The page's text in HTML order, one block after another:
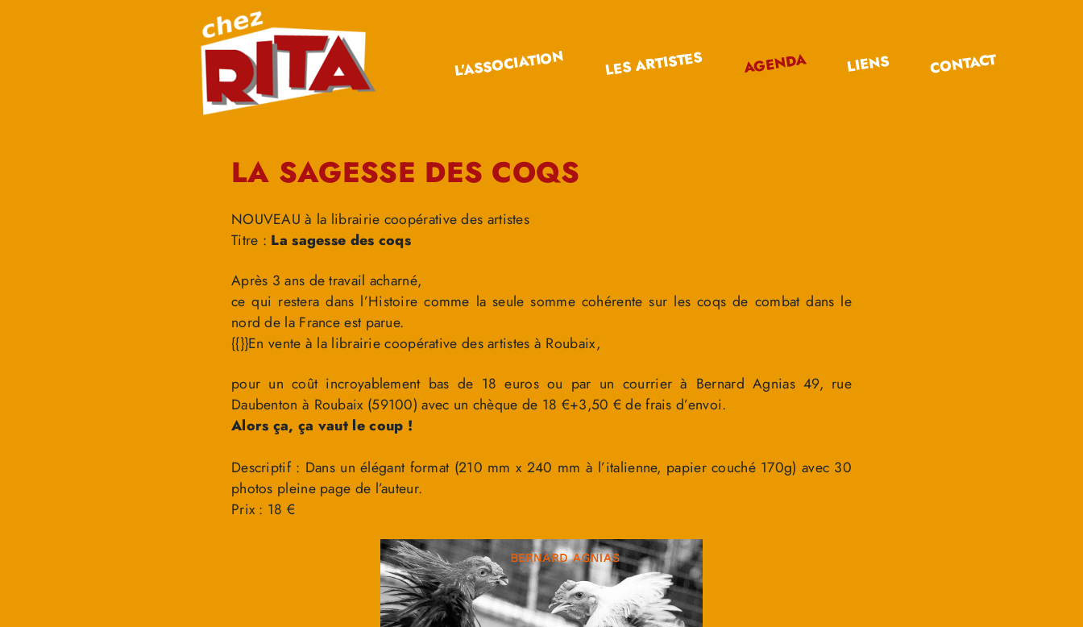
L’ASSOCIATION LES ARTISTES AGENDA LIENS CONTACT
LA SAGESSE DES COQS
NOUVEAU à la librairie coopérative des artistes
Titre : La sagesse des coqs
Après 3 ans de travail acharné,
ce qui restera dans l’Histoire comme la seule somme cohérente sur les coqs de combat dans le
nord de la France est parue.
{{}}En vente à la librairie coopérative des artistes à Roubaix,
pour un coût incroyablement bas de 18 euros ou par un courrier à Bernard Agnias 49, rue
Daubenton à Roubaix (59100) avec un chèque de 18 €+3,50 € de frais d’envoi.
Alors ça, ça vaut le coup !
Descriptif : Dans un élégant format (210 mm x 240 mm à l’italienne, papier couché 170g) avec 30
photos pleine page de l’auteur.
Prix : 18 €